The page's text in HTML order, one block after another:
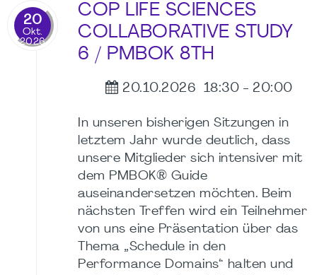
20
Okt.
2026
COP LIFE SCIENCES
COLLABORATIVE STUDY
6 / PMBOK 8TH
20.10.2026 18:30 - 20:00
In unseren bisherigen Sitzungen in
letztem Jahr wurde deutlich, dass
unsere Mitglieder sich intensiver mit
dem PMBOK® Guide
auseinandersetzen möchten. Beim
nächsten Treffen wird ein Teilnehmer
von uns eine Präsentation über das
Thema „Schedule in den
Performance Domains“ halten und